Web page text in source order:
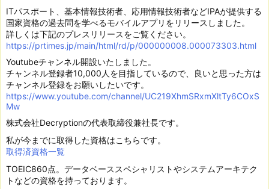
ITパスポート、基本情報技術者、応用情報技術者などIPAが提供する
国家資格の過去問を学べるモバイルアプリをリリースしました。
詳しくは下記のプレスリリースをご覧ください。
https://prtimes.jp/main/html/rd/p/000000008.000073303.html
Youtubeチャンネル開設いたしました。
チャンネル登録者10,000人を目指しているので、良いと思った方は
チャンネル登録をお願いしたいです。
https://www.youtube.com/channel/UC219XhmSRxmXltTy6COxS
Mw
株式会社Decryptionの代表取締役兼社長です。
私が今までに取得した資格はこちらです。
取得済資格一覧
TOEIC860点。データベーススペシャリストやシステムアーキテク
トなどの資格を持っております。